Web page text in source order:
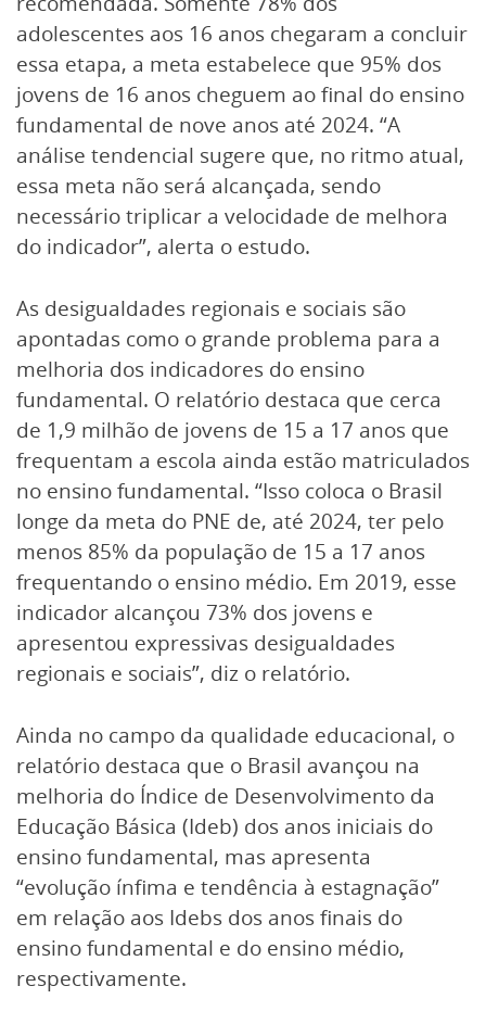
adolescentes aos 16 anos chegaram a concluir
essa etapa, a meta estabelece que 95% dos
jovens de 16 anos cheguem ao final do ensino
fundamental de nove anos até 2024. “A
análise tendencial sugere que, no ritmo atual,
essa meta não será alcançada, sendo
necessário triplicar a velocidade de melhora
do indicador”, alerta o estudo.
As desigualdades regionais e sociais são
apontadas como o grande problema para a
melhoria dos indicadores do ensino
fundamental. O relatório destaca que cerca
de 1,9 milhão de jovens de 15 a 17 anos que
frequentam a escola ainda estão matriculados
no ensino fundamental. “Isso coloca o Brasil
longe da meta do PNE de, até 2024, ter pelo
menos 85% da população de 15 a 17 anos
frequentando o ensino médio. Em 2019, esse
indicador alcançou 73% dos jovens e
apresentou expressivas desigualdades
regionais e sociais”, diz o relatório.
Ainda no campo da qualidade educacional, o
relatório destaca que o Brasil avançou na
melhoria do Índice de Desenvolvimento da
Educação Básica (Ideb) dos anos iniciais do
ensino fundamental, mas apresenta
“evolução ínfima e tendência à estagnação”
em relação aos Idebs dos anos finais do
ensino fundamental e do ensino médio,
respectivamente.